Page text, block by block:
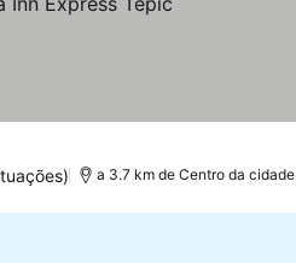
a 3.7 km de Centro da cidade